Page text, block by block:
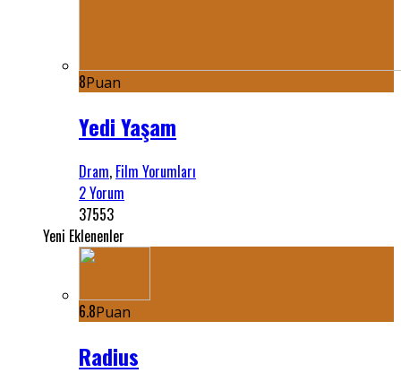
8Puan
Yedi Yaşam
Dram, Film Yorumları
2 Yorum
37553
Yeni Eklenenler
6.8Puan
Radius